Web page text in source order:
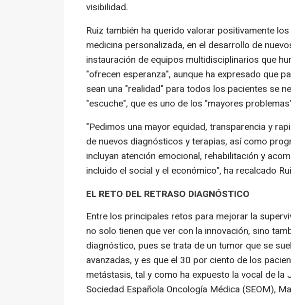
visibilidad.
Ruiz también ha querido valorar positivamente
medicina personalizada, en el desarrollo de
instauración de equipos multidisciplinarios que
"ofrecen esperanza", aunque ha expresado que
sean una "realidad" para todos los pacientes se
"escuche", que es uno de los "mayores
"Pedimos una mayor equidad, transparencia y
de nuevos diagnósticos y terapias, así como
incluyan atención emocional, rehabilitación y
incluido el social y el económico", ha recalcado
EL RETO DEL RETRASO DIAGNÓSTICO
Entre los principales retos para mejorar la
no solo tienen que ver con la innovación, sino
diagnóstico, pues se trata de un tumor que se
avanzadas, y es que el 30 por ciento de los
metástasis, tal y como ha expuesto la vocal de la
Sociedad Española Oncología Médica (SEOM),